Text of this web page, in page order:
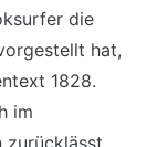
die
hat,
1828.
im
zurücklässt,